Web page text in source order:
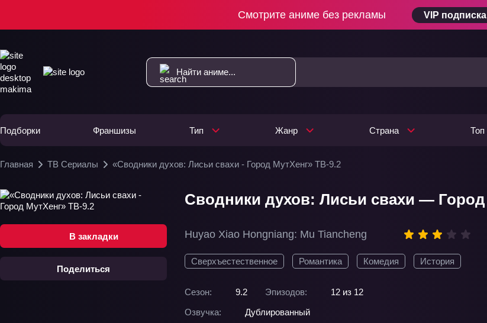
Смотрите аниме без рекламы VIP подписка
Подборки Франшизы Тип Жанр Страна Топ
Главная ТВ Сериалы «Сводники духов: Лисьи свахи - Город МутХенг» ТВ-9.2
В закладки
Поделиться
Сводники духов: Лисьи свахи — Город
Huyao Xiao Hongniang: Mu Tiancheng
Сверхъестественное Романтика Комедия История
Сезон: 9.2 Эпизодов:
12 из 12
Озвучка:
Дублированный